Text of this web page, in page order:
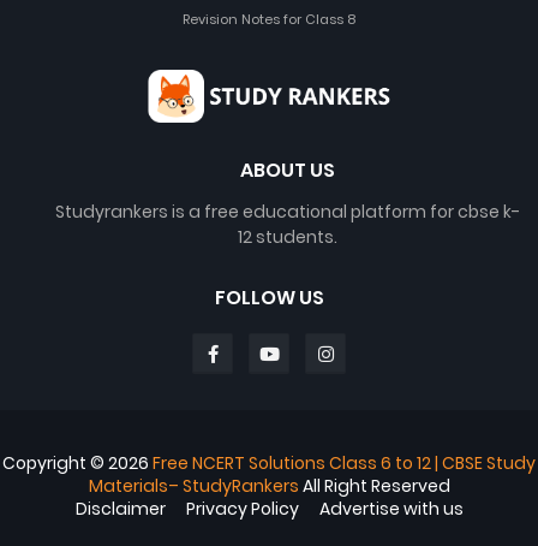
Revision Notes for Class 8
ABOUT US
Studyrankers is a free educational platform for cbse k-
12 students.
FOLLOW US
Copyright © 2026 Free NCERT Solutions Class 6 to 12 | CBSE Study
Materials– StudyRankers All Right Reserved
Disclaimer
Privacy Policy Advertise with us